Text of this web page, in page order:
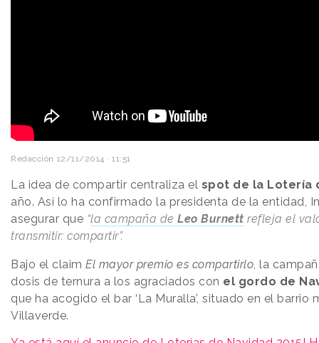
Redacción 12/11/2014 · 11:51
La idea de compartir centraliza el spot de la Lotería
año. Así lo ha confirmado la presidenta de la entidad,
asegurar que “la campaña de Leo Burnett refleja el
transmitir: compartir”.
Bajo el claim El mayor premio es compartirlo, la
dosis de ternura a los agraciados con el gordo de
que ha acogido el bar ‘La Muralla’, situado en el barrio
Villaverde.